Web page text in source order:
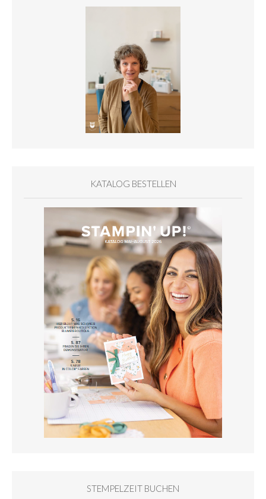
KATALOG BESTELLEN
STEMPELZEIT BUCHEN